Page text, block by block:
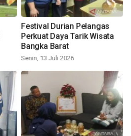
Festival Durian Pelangas
Perkuat Daya Tarik Wisata
Bangka Barat
Senin, 13 Juli 2026